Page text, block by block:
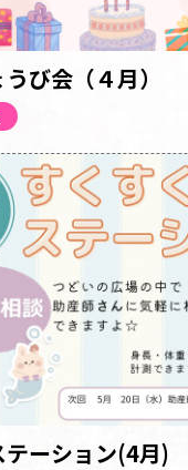
び会（４月）
ーション(4月)